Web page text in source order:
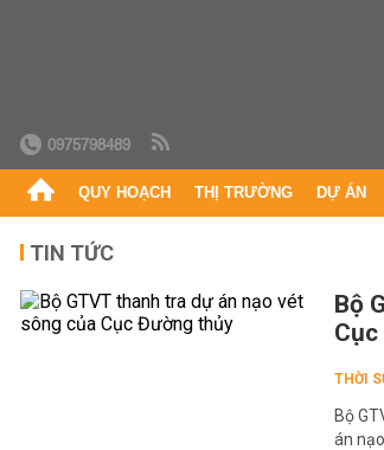
0975798489
QUY HOẠCH THỊ TRƯỜNG DỰ ÁN
TIN TỨC
Bộ
THỜI
Bộ
án